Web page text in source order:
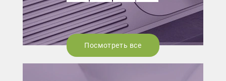
Посмотреть все